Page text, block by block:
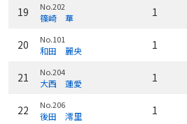
19 No.202
篠崎 華 1
20 No.101
和田 麗央 1
21 No.204
大西 蓮愛 1
22 No.206
後田 澪里 1